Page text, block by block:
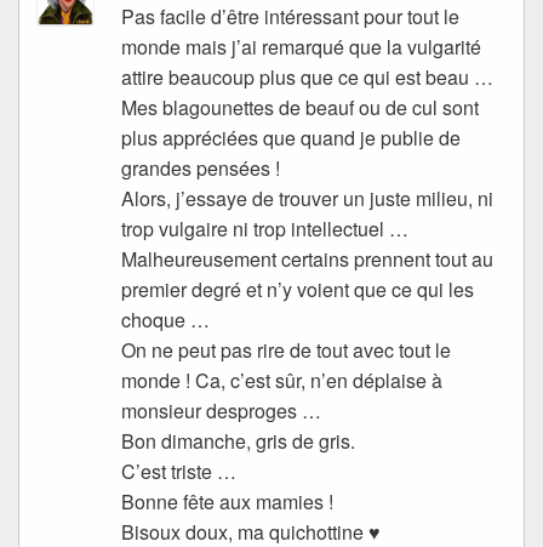
Pas facile d’être intéressant pour tout le
monde mais j’ai remarqué que la vulgarité
attire beaucoup plus que ce qui est beau …
Mes blagounettes de beauf ou de cul sont
plus appréciées que quand je publie de
grandes pensées !
Alors, j’essaye de trouver un juste milieu, ni
trop vulgaire ni trop intellectuel …
Malheureusement certains prennent tout au
premier degré et n’y voient que ce qui les
choque …
On ne peut pas rire de tout avec tout le
monde ! Ca, c’est sûr, n’en déplaise à
monsieur desproges …
Bon dimanche, gris de gris.
C’est triste …
Bonne fête aux mamies !
Bisoux doux, ma quichottine ♥